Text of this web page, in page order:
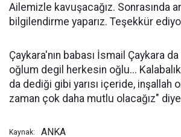
Ailemizle kavuşacağız. Sonrasında
bilgilendirme yaparız. Teşekkür
Çaykara'nın babası İsmail Çaykara
oğlum degil herkesin oğlu...
da dediği gibi yarısı içeride, inşallah
zaman çok daha mutlu olacağız"
Kaynak: ANKA